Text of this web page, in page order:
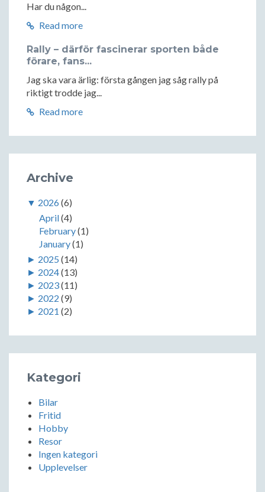
Har du någon...
Read more
Rally – därför fascinerar sporten både
förare, fans...
Jag ska vara ärlig: första gången jag såg rally på
riktigt trodde jag...
Read more
Archive
▼ 2026(6)
April(4)
February(1)
January(1)
► 2025 (14)
► 2024(13)
► 2023(11)
► 2022 (9)
► 2021 (2)
Kategori
Bilar
Fritid
Hobby
Resor
Ingen kategori
Upplevelser